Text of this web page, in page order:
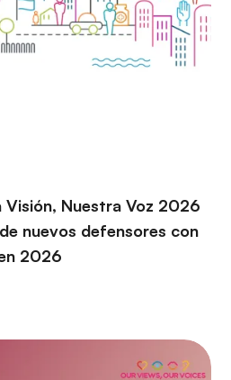
Visión, Nuestra Voz 2026
nuevos defensores con
2026